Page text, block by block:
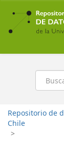
Ir
contenido
principal
Buscar
Repositorio de
Chile
>